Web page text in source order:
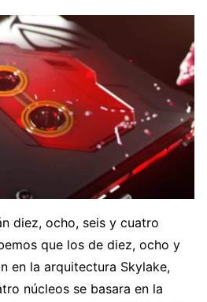
diez, ocho, seis y cuatro
que los de diez, ocho y
en la arquitectura Skylake,
núcleos se basara en la